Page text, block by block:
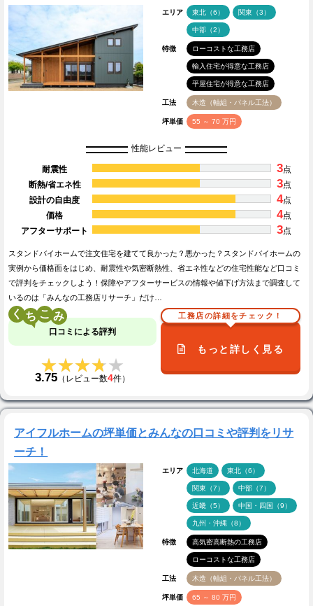
エリア 東北（6） 関東（3）
中部（2）
特徴 ローコストな工務店
輸入住宅が得意な工務店
平屋住宅が得意な工務店
工法 木造（軸組・パネル工法）
坪単価 55 ～ 70 万円
性能レビュー
耐震性 3点
断熱/省エネ性
3点
設計の自由度
4点
価格
4点
アフターサポート
3点
スタンドバイホームで注文住宅を建てて良かった？悪かった？スタンドバイホームの
実例から価格面をはじめ、耐震性や気密断熱性、省エネ性などの住宅性能など口コミ
で評判をチェックしよう！保障やアフターサービスの情報や値下げ方法まで調査して
いるのは「みんなの工務店リサーチ」だけ…
く こ
口コミによる評判
★★★★★
★★★★★
3.75 （レビュー数4件）
工務店の詳細をチェック！
もっと詳しく見る
アイフルホームの坪単価とみんなの口コミや評判をリサ
ーチ！
エリア 北海道 東北（6）
関東（7） 中部（7）
近畿（5） 中国・四国（9）
九州・沖縄（8）
特徴 高気密高断熱の工務店
ローコストな工務店
工法 木造（軸組・パネル工法）
坪単価 65 ～ 80 万円